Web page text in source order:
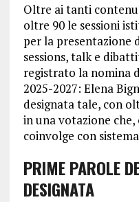
Oltre ai tanti
oltre 90 le sessioni
per la presentazione
sessions, talk e
registrato la nomina
2025-2027: Elena
designata tale, con
in una votazione
coinvolge con
PRIME PAROLE
DESIGNATA